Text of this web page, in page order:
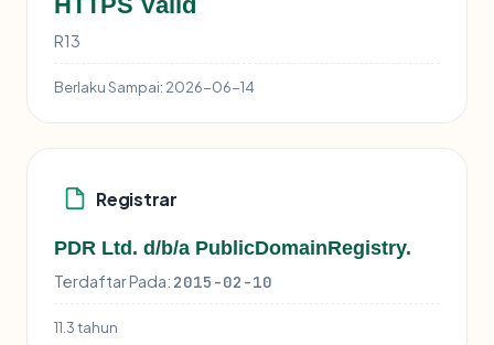
R13
Berlaku Sampai: 2026-06-14
Registrar
PDR Ltd. d/b/a PublicDomainRegistry.
Terdaftar Pada: 2015-02-10
11.3 tahun